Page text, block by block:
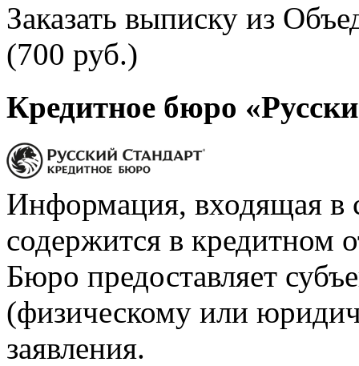
Заказать выписку из
(700 руб.)
Кредитное бюро
Информация, входящая в
содержится в кредитном
Бюро предоставляет
(физическому или
заявления.